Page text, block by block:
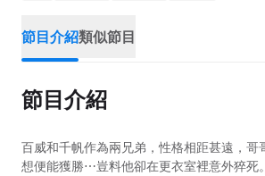
節目介紹類似節目
節目介紹
百威和千帆作為兩兄弟，性格相距甚遠，
想便能獲勝⋯豈料他卻在更衣室裡意外猝死